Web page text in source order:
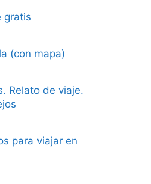
gratis
(con mapa)
Relato de viaje.
para viajar en